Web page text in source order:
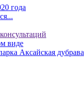
года
виде
Аксайская дубрава